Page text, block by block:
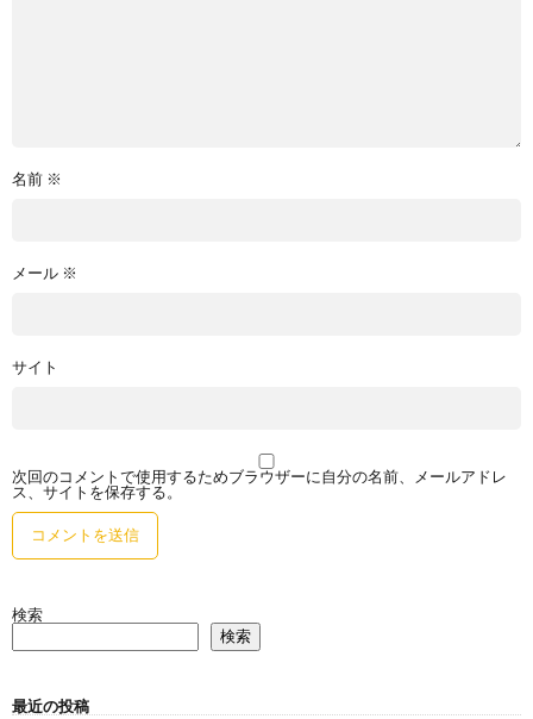
名前 ※
メール ※
サイト
次回のコメントで使用するためブラウザーに自分の名前、メールアドレ
ス、サイトを保存する。
検索
検索
最近の投稿